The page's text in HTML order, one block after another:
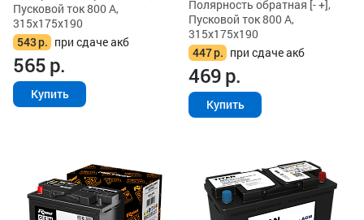
Пусковой ток 800 А,
315x175x190
543р. при сдаче акб
565р.
Купить
Полярность обратная [- +],
Пусковой ток 800 А,
315x175x190
447р. при сдаче акб
469р.
Купить